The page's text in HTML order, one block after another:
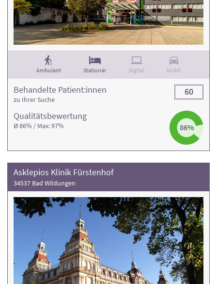
Ambulant Stationär Digital Mobil
Qualitäts­bewertung
Ø 86% / Max: 97% 86%
Behandelte Patient:innen
zu Ihrer Suche
60
Asklepios Klinik Fürstenhof
34537 Bad Wildungen